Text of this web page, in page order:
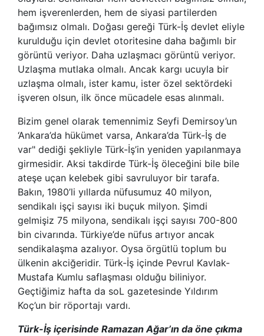
hem işverenlerden, hem de siyasi partilerden
bağımsız olmalı. Doğası gereği Türk-İş devlet eliyle
kurulduğu için devlet otoritesine daha bağımlı bir
görüntü veriyor. Daha uzlaşmacı görüntü veriyor.
Uzlaşma mutlaka olmalı. Ancak kargı ucuyla bir
uzlaşma olmalı, ister kamu, ister özel sektördeki
işveren olsun, ilk önce mücadele esas alınmalı.
Bizim genel olarak temennimiz Seyfi Demirsoy’un
‘Ankara’da hükümet varsa, Ankara’da Türk-İş de
var" dediği şekliyle Türk-İş’in yeniden yapılanmaya
girmesidir. Aksi takdirde Türk-İş öleceğini bile bile
ateşe uçan kelebek gibi savruluyor bir tarafa.
Bakın, 1980’li yıllarda nüfusumuz 40 milyon,
sendikalı işçi sayısı iki buçuk milyon. Şimdi
gelmişiz 75 milyona, sendikalı işçi sayısı 700-800
bin civarında. Türkiye’de nüfus artıyor ancak
sendikalaşma azalıyor. Oysa örgütlü toplum bu
ülkenin akciğeridir. Türk-İş içinde Pevrul Kavlak-
Mustafa Kumlu saflaşması olduğu biliniyor.
Geçtiğimiz hafta da soL gazetesinde Yıldırım
Koç’un bir röportajı vardı.
Türk-İş içerisinde Ramazan Ağar’ın da öne çıkma